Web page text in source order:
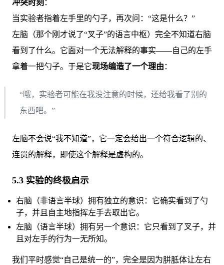
冲突时刻 ：
当实验者指着左手里的勺子，再次问：“这是什么？”
左脑（那个刚才说了“叉子”的语言中枢）完全不知道右脑
看到了什么。它面对一个无法解释的事实——自己的左手
拿着一把勺子。于是它现场编造了一个理由 ：
“哦，实验者可能在我没注意的时候，还给我看了别的
东西吧。”
左脑不会说“我不知道”，它一定会给出一个符合逻辑的、
连贯的解释，即使这个解释是虚构的。
5.3 实验的终极启示
右脑（非语言半球）拥有独立的意识：它确实看到了勺
子，并且自主地指挥左手去取出它。
左脑（语言半球）拥有另一个意识：它只看到了叉子，并
且对左手的行为一无所知。
我们平时感觉“自己是统一的”，完全是因为胼胝体让左右